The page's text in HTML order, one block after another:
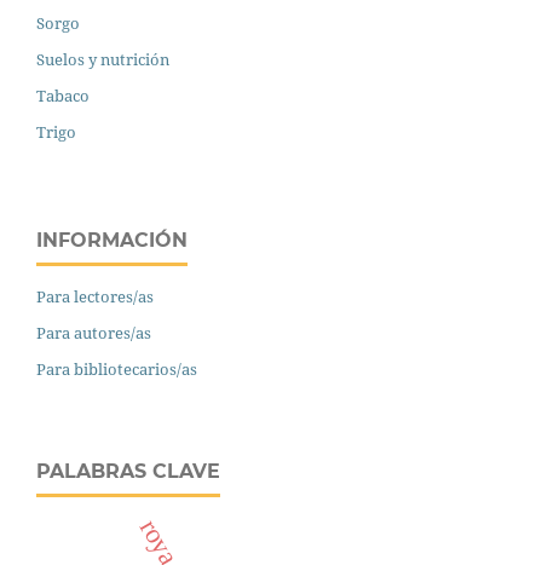
Sorgo
Suelos y nutrición
Tabaco
Trigo
INFORMACIÓN
Para lectores/as
Para autores/as
Para bibliotecarios/as
PALABRAS CLAVE